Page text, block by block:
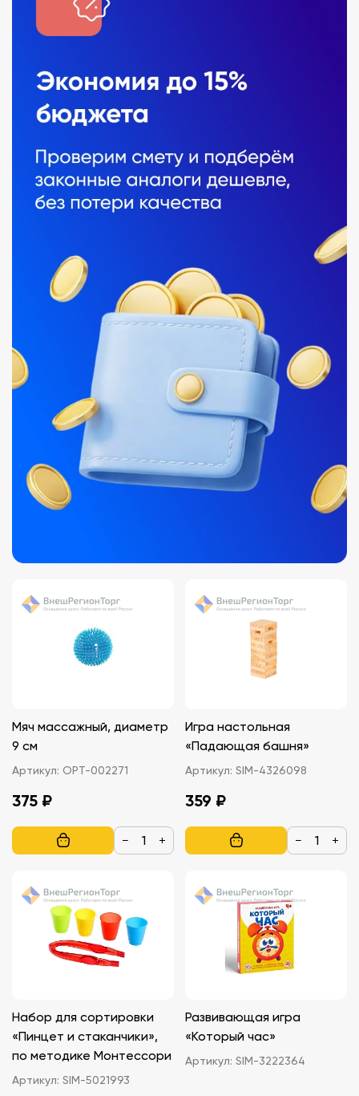
Мяч массажный, диаметр
9 см
Артикул: ОРТ-002271
375 ₽
− +
Игра настольная
«Падающая башня»
Артикул: SIM-4326098
359 ₽
− +
Набор для сортировки
«Пинцет и стаканчики»,
по методике Монтессори
Артикул: SIM-5021993
Развивающая игра
«Который час»
Артикул: SIM-3222364